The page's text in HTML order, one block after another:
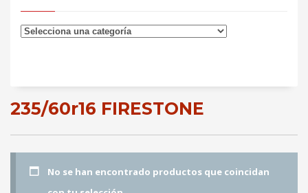
235/60r16 FIRESTONE
No se han encontrado productos que coincidan